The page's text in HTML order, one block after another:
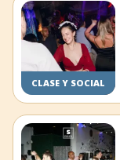
CLASE Y SOCIAL